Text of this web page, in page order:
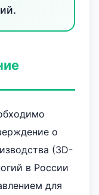
о
(3D-
в России
для